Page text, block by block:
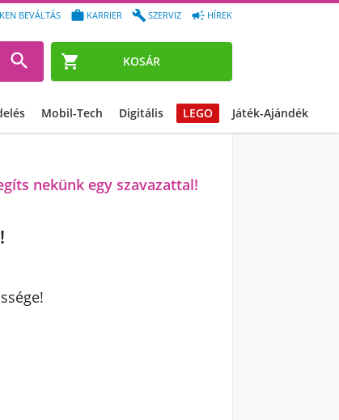
 KOSÁR
 HÍREK
 SZERVIZ
 KARRIER
BEVÁLTÁS

Mobil-Tech Digitális LEGO Játék-Ajándék
nekünk egy szavazattal!